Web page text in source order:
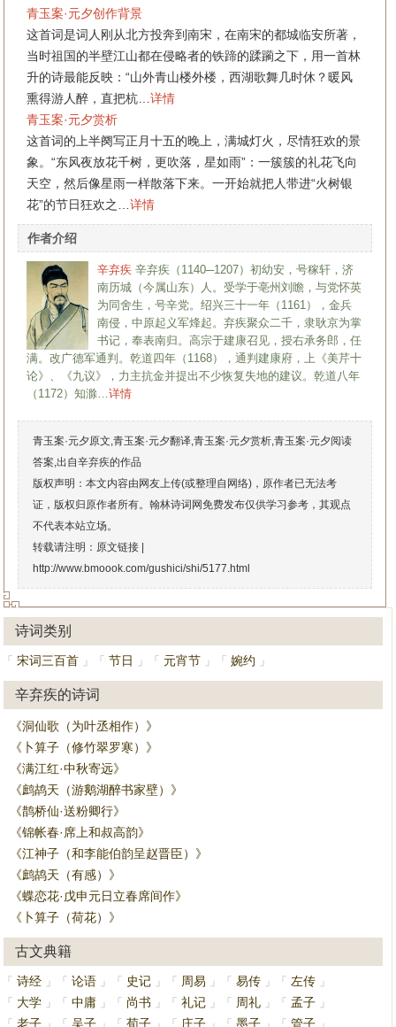
青玉案·元夕创作背景
这首词是词人刚从北方投奔到南宋，在南宋的都城临安所著，
当时祖国的半壁江山都在侵略者的铁蹄的蹂躏之下，用一首林
升的诗最能反映：“山外青山楼外楼，西湖歌舞几时休？暖风
熏得游人醉，直把杭…详情
青玉案·元夕赏析
这首词的上半阕写正月十五的晚上，满城灯火，尽情狂欢的景
象。“东风夜放花千树，更吹落，星如雨”：一簇簇的礼花飞向
天空，然后像星雨一样散落下来。一开始就把人带进“火树银
花”的节日狂欢之…详情
作者介绍
辛弃疾 辛弃疾（1140─1207）初幼安，号稼轩，济
南历城（今属山东）人。受学于亳州刘瞻，与党怀英
为同舍生，号辛党。绍兴三十一年（1161），金兵
南侵，中原起义军烽起。弃疾聚众二千，隶耿京为掌
书记，奉表南归。高宗于建康召见，授右承务郎，任
满。改广德军通判。乾道四年（1168），通判建康府，上《美芹十
论》、《九议》，力主抗金并提出不少恢复失地的建议。乾道八年
（1172）知滁…详情
青玉案·元夕原文,青玉案·元夕翻译,青玉案·元夕赏析,青玉案·元夕阅读
答案,出自辛弃疾的作品
版权声明：本文内容由网友上传(或整理自网络)，原作者已无法考
证，版权归原作者所有。翰林诗词网免费发布仅供学习参考，其观点
不代表本站立场。
转载请注明：原文链接 |
http://www.bmoook.com/gushici/shi/5177.html
诗词类别
「 宋词三百首 」 「 节日 」 「 元宵节 」 「 婉约 」
辛弃疾的诗词
《洞仙歌（为叶丞相作）》
《卜算子（修竹翠罗寒）》
《满江红·中秋寄远》
《鹧鸪天（游鹅湖醉书家壁）》
《鹊桥仙·送粉卿行》
《锦帐春·席上和叔高韵》
《江神子（和李能伯韵呈赵晋臣）》
《鹧鸪天（有感）》
《蝶恋花·戊申元日立春席间作》
《卜算子（荷花）》
古文典籍
「 诗经 」 「 论语 」 「 史记 」 「 周易 」 「 易传 」 「 左传 」
「
大学 」 「 中庸 」 「 尚书 」 「 礼记 」 「 周礼 」 「 孟子 」
「
老子 」 「 吴子 」 「 荀子 」 「 庄子 」 「 墨子 」 「 管子 」